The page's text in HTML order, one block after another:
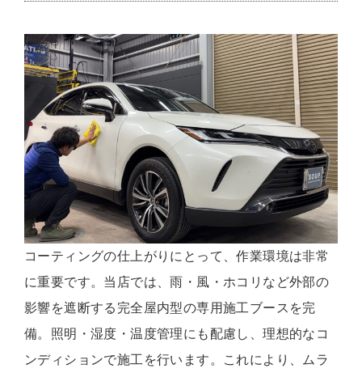
コーティングの仕上がりにとって、作業環境は非常
に重要です。当店では、雨・風・ホコリなど外部の
影響を遮断する完全屋内型の専用施工ブースを完
備。照明・湿度・温度管理にも配慮し、理想的なコ
ンディションで施工を行います。これにより、ムラ